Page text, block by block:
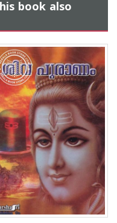
book also